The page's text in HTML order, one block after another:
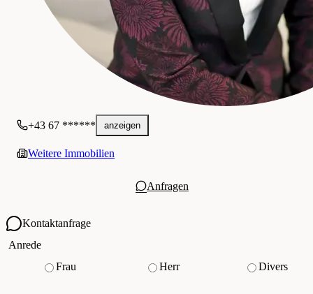
+43 67 ****** anzeigen
Weitere Immobilien
Anfragen
Kontaktanfrage
Ihre Kontaktdaten
Anrede
Frau
Herr
Divers